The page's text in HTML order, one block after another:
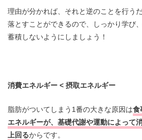
理由が分かれば、それと逆のことを行う
落とすことができるので、しっかり学び
蓄積しないようにしましょう！
消費エネルギー < 摂取エネルギー
脂肪がついてしまう1番の大きな原因は食
エネルギーが、基礎代謝や運動によって
上回るからです。